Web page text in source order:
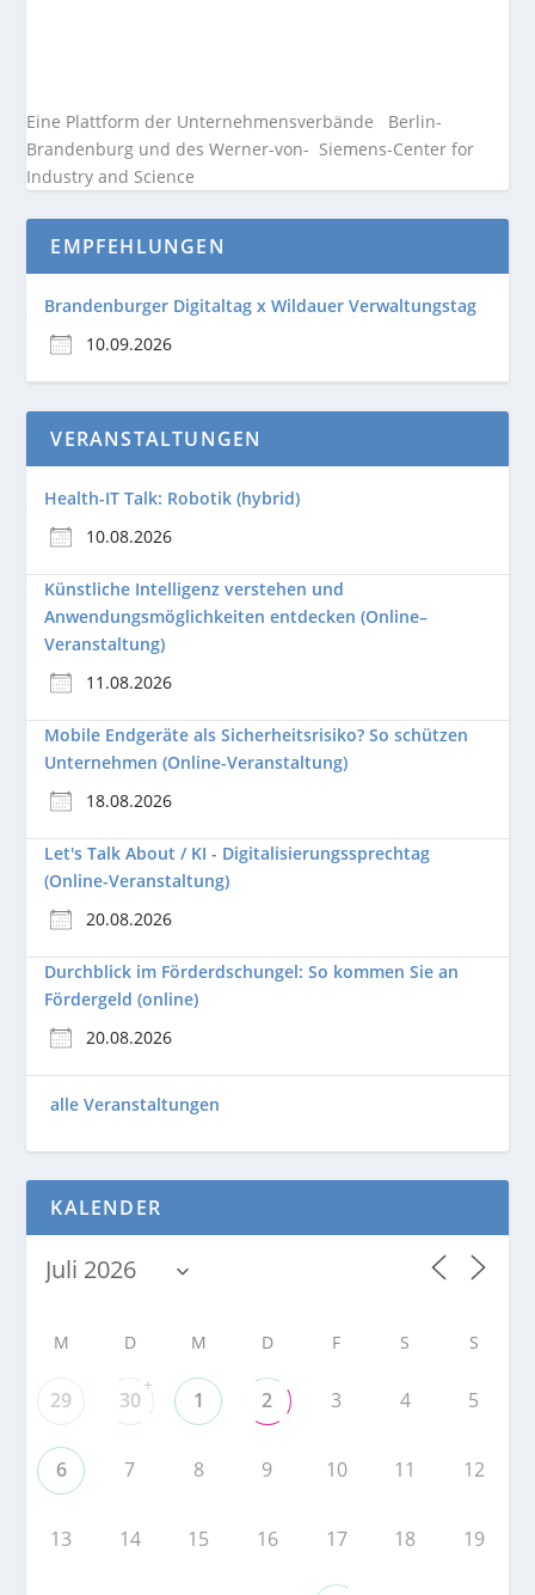
Eine Plattform der Unternehmensverbände Berlin-
Brandenburg und des Werner-von- Siemens-Center for
Industry and Science
EMPFEHLUNGEN
Brandenburger Digitaltag x Wildauer Verwaltungstag
10.09.2026
VERANSTALTUNGEN
Health-IT Talk: Robotik (hybrid)
10.08.2026
Künstliche Intelligenz verstehen und
Anwendungsmöglichkeiten entdecken (Online–
Veranstaltung)
11.08.2026
Mobile Endgeräte als Sicherheitsrisiko? So schützen
Unternehmen (Online-Veranstaltung)
18.08.2026
Let's Talk About / KI - Digitalisierungssprechtag
(Online-Veranstaltung)
20.08.2026
Durchblick im Förderdschungel: So kommen Sie an
Fördergeld (online)
20.08.2026
alle Veranstaltungen
KALENDER
M D M D F S S
29 30
+
1 2 3 4 5
6 7 8 9 10 11 12
13 14 15 16 17 18 19